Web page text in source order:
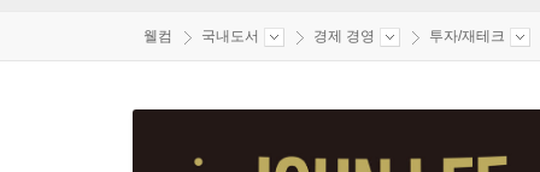
웰컴 국내도서 경제 경영 투자/재테크